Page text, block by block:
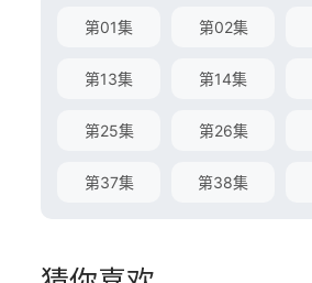
第01集 第02集
第13集 第14集
第25集 第26集
第37集 第38集